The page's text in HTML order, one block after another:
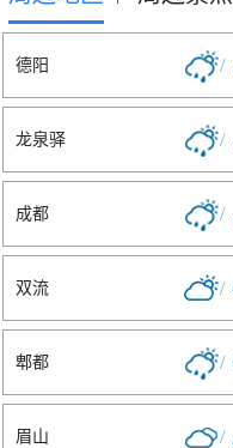
德阳 /
龙泉驿 /
成都 /
双流 /
郫都 /
眉山 /